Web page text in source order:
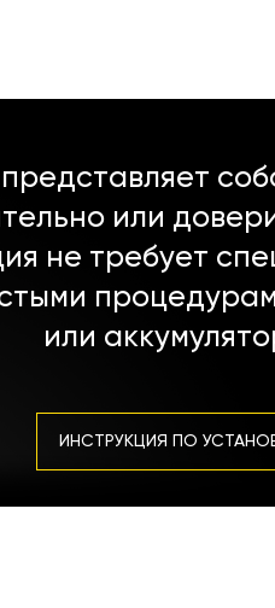
представляет
или
не требует
или
ИНСТРУКЦИЯ ПО